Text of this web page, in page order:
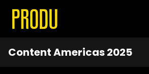
Content Americas 2025